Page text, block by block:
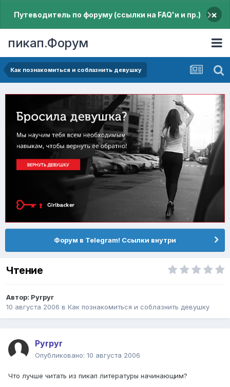
Путеводитель по форуму (ссылки на FAQ'и и пр.) ×
пикап.Форум
Как познакомиться и соблазнить девушку
Форум в Telegram! Ссылки внутри
Чтение
Автор: Pyrpyr
10 августа 2006 в Как познакомиться и соблазнить девушку
Pyrpyr
Опубликовано: 10 августа 2006
Что лучше читать из пикап литературы начинающим?